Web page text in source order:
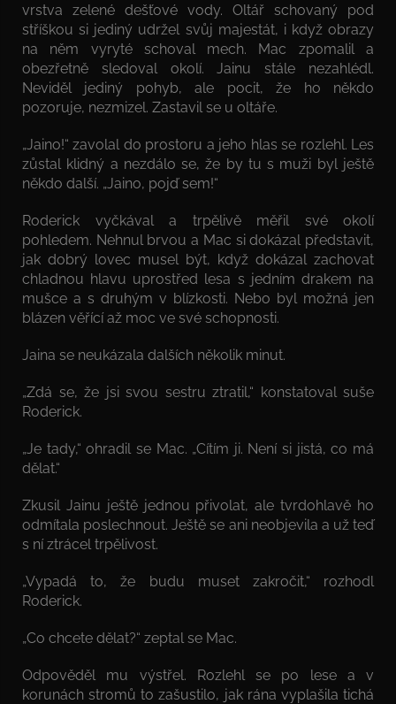
vrstva zelené dešťové vody. Oltář schovaný pod
stříškou si jediný udržel svůj majestát, i když obrazy
na něm vyryté schoval mech. Mac zpomalil a
obezřetně sledoval okolí. Jainu stále nezahlédl.
Neviděl jediný pohyb, ale pocit, že ho někdo
pozoruje, nezmizel. Zastavil se u oltáře.
„Jaino!“ zavolal do prostoru a jeho hlas se rozlehl. Les
zůstal klidný a nezdálo se, že by tu s muži byl ještě
někdo další. „Jaino, pojď sem!“
Roderick vyčkával a trpělivě měřil své okolí
pohledem. Nehnul brvou a Mac si dokázal představit,
jak dobrý lovec musel být, když dokázal zachovat
chladnou hlavu uprostřed lesa s jedním drakem na
mušce a s druhým v blízkosti. Nebo byl možná jen
blázen věřící až moc ve své schopnosti.
Jaina se neukázala dalších několik minut.
„Zdá se, že jsi svou sestru ztratil,“ konstatoval suše
Roderick.
„Je tady,“ ohradil se Mac. „Cítím ji. Není si jistá, co má
dělat.“
Zkusil Jainu ještě jednou přivolat, ale tvrdohlavě ho
odmítala poslechnout. Ještě se ani neobjevila a už teď
s ní ztrácel trpělivost.
„Vypadá to, že budu muset zakročit,“ rozhodl
Roderick.
„Co chcete dělat?“ zeptal se Mac.
Odpověděl mu výstřel. Rozlehl se po lese a v
korunách stromů to zašustilo, jak rána vyplašila tichá